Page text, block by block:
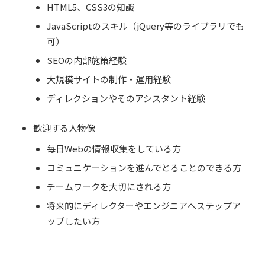
HTML5、CSS3の知識
JavaScriptのスキル（jQuery等のライブラリでも
可）
SEOの内部施策経験
大規模サイトの制作・運用経験
ディレクションやそのアシスタント経験
歓迎する人物像
毎日Webの情報収集をしている方
コミュニケーションを進んでとることのできる方
チームワークを大切にされる方
将来的にディレクターやエンジニアへステップア
ップしたい方